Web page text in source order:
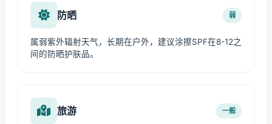
防晒 弱
属弱紫外辐射天气，长期在户外，建议涂擦SPF在8-12之
间的防晒护肤品。
旅游 一般